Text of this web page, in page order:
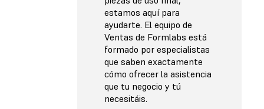
estamos aquí para
ayudarte. El equipo de
Ventas de Formlabs está
formado por especialistas
que saben exactamente
cómo ofrecer la asistencia
que tu negocio y tú
necesitáis.